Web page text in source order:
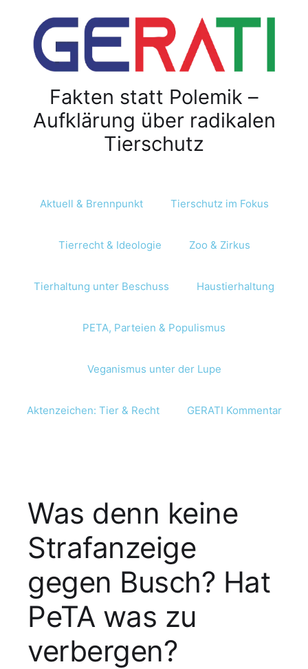
Fakten statt Polemik –
Aufklärung über radikalen
Tierschutz
Aktuell & Brennpunkt Tierschutz im Fokus
Tierrecht & Ideologie Zoo & Zirkus
Tierhaltung unter Beschuss Haustierhaltung
PETA, Parteien & Populismus
Veganismus unter der Lupe
Aktenzeichen: Tier & Recht GERATI Kommentar
Was denn keine
Strafanzeige
gegen Busch? Hat
PeTA was zu
verbergen?